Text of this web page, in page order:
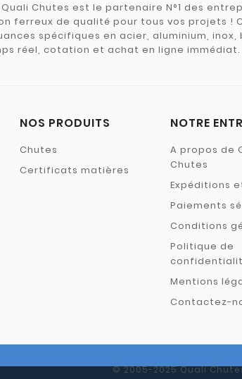
Quali Chutes est le partenaire N°1 des
ferreux de qualité pour tous vos projets
spécifiques en acier, aluminium,
réel, cotation et achat en ligne
NOS PRODUITS
Chutes
Certificats matières
NOTRE
A propos de
Chutes
Expéditions
Paiements
Conditions
Politique de
Mentions
Contactez-
© 2005-2025 Quali